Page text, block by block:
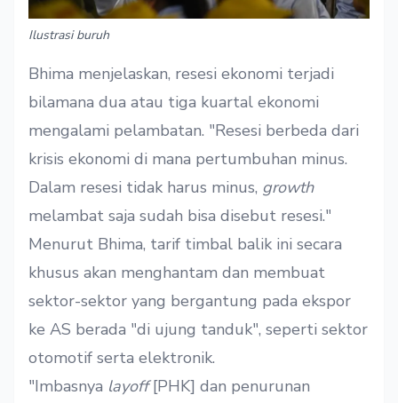
Ilustrasi buruh
Bhima menjelaskan, resesi ekonomi terjadi
bilamana dua atau tiga kuartal ekonomi
mengalami pelambatan. "Resesi berbeda dari
krisis ekonomi di mana pertumbuhan minus.
Dalam resesi tidak harus minus, growth
melambat saja sudah bisa disebut resesi."
Menurut Bhima, tarif timbal balik ini secara
khusus akan menghantam dan membuat
sektor-sektor yang bergantung pada ekspor
ke AS berada "di ujung tanduk", seperti sektor
otomotif serta elektronik.
"Imbasnya layoff[PHK] dan penurunan